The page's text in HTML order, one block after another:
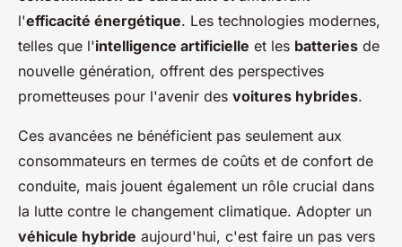
l'efficacité énergétique. Les technologies modernes,
telles que l'intelligence artificielle et les batteries de
nouvelle génération, offrent des perspectives
prometteuses pour l'avenir des voitures hybrides.
Ces avancées ne bénéficient pas seulement aux
consommateurs en termes de coûts et de confort de
conduite, mais jouent également un rôle crucial dans
la lutte contre le changement climatique. Adopter un
véhicule hybride aujourd'hui, c'est faire un pas vers